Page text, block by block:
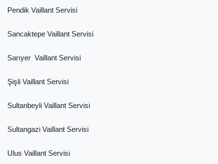
Pendik Vaillant Servisi
Sancaktepe Vaillant Servisi
Sarıyer Vaillant Servisi
Şişli Vaillant Servisi
Sultanbeyli Vaillant Servisi
Sultangazi Vaillant Servisi
Ulus Vaillant Servisi